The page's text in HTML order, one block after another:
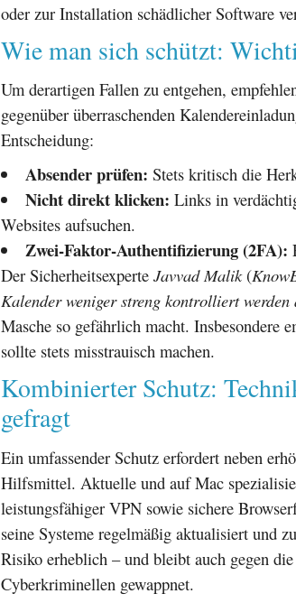
oder zur Installation schädlicher Software
Wie man sich schützt:
Um derartigen Fallen zu entgehen,
gegenüber überraschenden
Entscheidung:
Absender prüfen: Stets kritisch die
Nicht direkt klicken: Links in
Websites aufsuchen.
Zwei-Faktor-Authentifizierung (2FA):
Der Sicherheitsexperte Javvad Malik(
Kalender weniger streng kontrolliert
Masche so gefährlich macht.
sollte stets misstrauisch machen.
Kombinierter Schutz:
gefragt
Ein umfassender Schutz erfordert neben
Hilfsmittel. Aktuelle und auf Mac
leistungsfähiger VPN sowie sichere
seine Systeme regelmäßig aktualisiert und
Risiko erheblich – und bleibt auch gegen
Cyberkriminellen gewappnet.